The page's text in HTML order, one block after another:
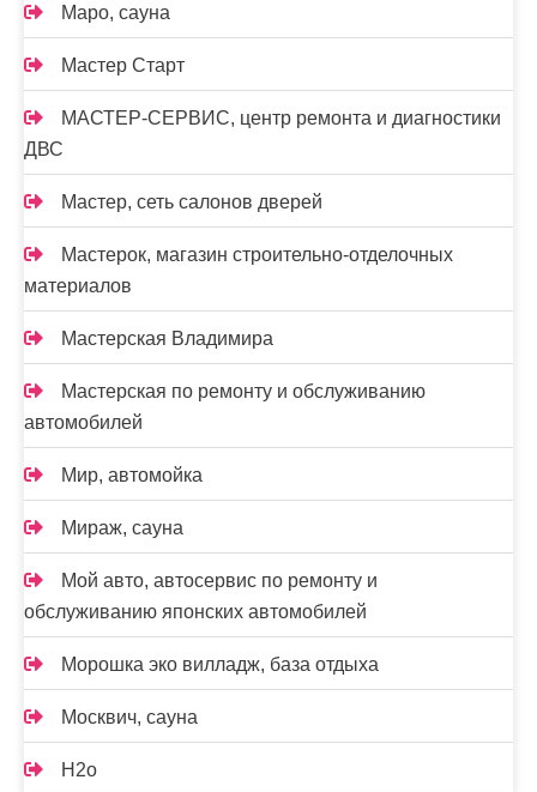
Маро, сауна
Мастер Старт
МАСТЕР-СЕРВИС, центр ремонта и диагностики
ДВС
Мастер, сеть салонов дверей
Мастерок, магазин строительно-отделочных
материалов
Мастерская Владимира
Мастерская по ремонту и обслуживанию
автомобилей
Мир, автомойка
Мираж, сауна
Мой авто, автосервис по ремонту и
обслуживанию японских автомобилей
Морошка эко вилладж, база отдыха
Москвич, сауна
Н2о